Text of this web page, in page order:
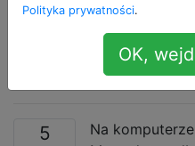
5
Na
Polityka prywatności.
OK,